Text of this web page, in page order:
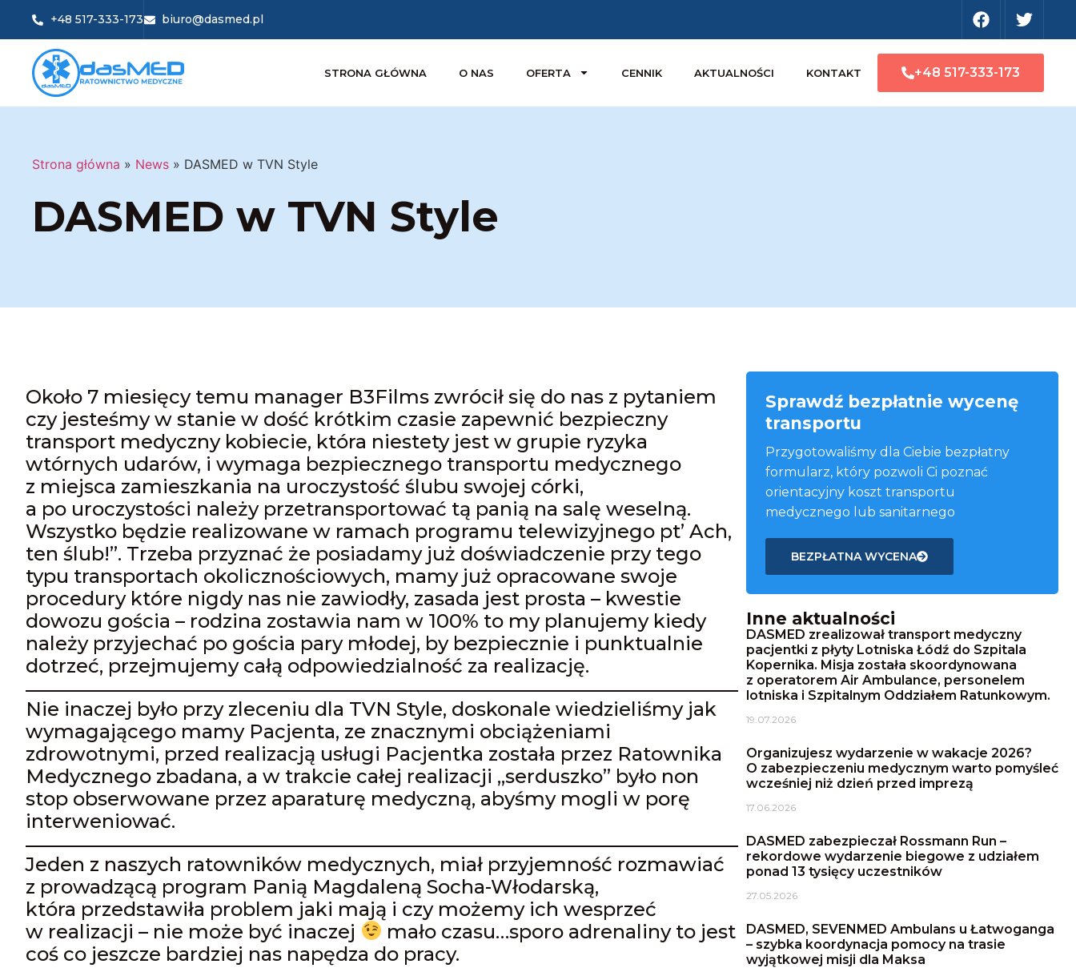
+48 517-333-173 biuro@dasmed.pl
STRONA GŁÓWNA O NAS OFERTA CENNIK AKTUALNOŚCI KONTAKT +48 517-333-173
Strona główna » News » DASMED w TVN Style
DASMED w TVN Style
Około 7 miesięcy temu manager B3Films zwrócił się do nas z pytaniem
czy jesteśmy w stanie w dość krótkim czasie zapewnić bezpieczny
transport medyczny kobiecie, która niestety jest w grupie ryzyka
wtórnych udarów, i wymaga bezpiecznego transportu medycznego
z miejsca zamieszkania na uroczystość ślubu swojej córki,
a po uroczystości należy przetransportować tą panią na salę weselną.
Wszystko będzie realizowane w ramach programu telewizyjnego pt’ Ach,
ten ślub!”. Trzeba przyznać że posiadamy już doświadczenie przy tego
typu transportach okolicznościowych, mamy już opracowane swoje
procedury które nigdy nas nie zawiodły, zasada jest prosta – kwestie
dowozu gościa – rodzina zostawia nam w 100% to my planujemy kiedy
należy przyjechać po gościa pary młodej, by bezpiecznie i punktualnie
dotrzeć, przejmujemy całą odpowiedzialność za realizację.
Nie inaczej było przy zleceniu dla TVN Style, doskonale wiedzieliśmy jak
wymagającego mamy Pacjenta, ze znacznymi obciążeniami
zdrowotnymi, przed realizacją usługi Pacjentka została przez Ratownika
Medycznego zbadana, a w trakcie całej realizacji „serduszko” było non
stop obserwowane przez aparaturę medyczną, abyśmy mogli w porę
interweniować.
Jeden z naszych ratowników medycznych, miał przyjemność rozmawiać
z prowadzącą program Panią Magdaleną Socha-Włodarską,
która przedstawiła problem jaki mają i czy możemy ich wesprzeć
w realizacji – nie może być inaczej
mało czasu…sporo adrenaliny to jest
coś co jeszcze bardziej nas napędza do pracy.
Sprawdź bezpłatnie wycenę
transportu
Przygotowaliśmy dla Ciebie bezpłatny
formularz, który pozwoli Ci poznać
orientacyjny koszt transportu
medycznego lub sanitarnego
BEZPŁATNA WYCENA
Inne aktualności
DASMED zrealizował transport medyczny
pacjentki z płyty Lotniska Łódź do Szpitala
Kopernika. Misja została skoordynowana
z operatorem Air Ambulance, personelem
lotniska i Szpitalnym Oddziałem Ratunkowym.
19.07.2026
Organizujesz wydarzenie w wakacje 2026?
O zabezpieczeniu medycznym warto pomyśleć
wcześniej niż dzień przed imprezą
17.06.2026
DASMED zabezpieczał Rossmann Run –
rekordowe wydarzenie biegowe z udziałem
ponad 13 tysięcy uczestników
27.05.2026
DASMED, SEVENMED Ambulans u Łatwoganga
– szybka koordynacja pomocy na trasie
wyjątkowej misji dla Maksa